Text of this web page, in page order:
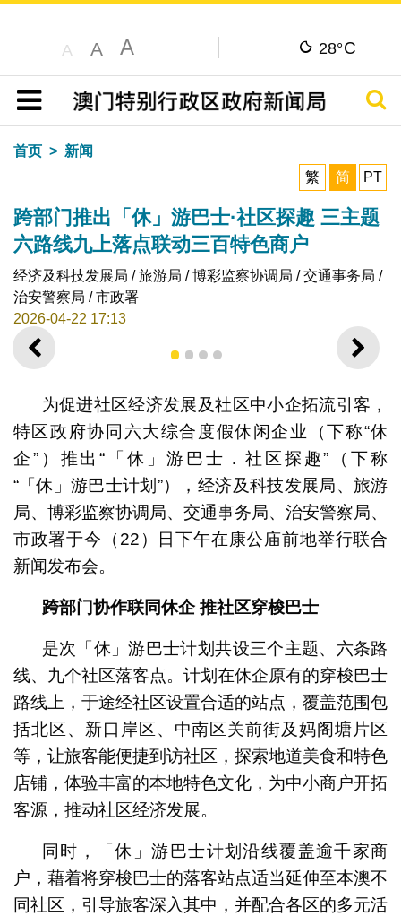
A A A 28°C
目录
搜寻
首页
新闻
繁
简 PT
跨部门推出「休」游巴士·社区探趣 三主题
六路线九上落点联动三百特色商户
经济及科技发展局 / 旅游局 / 博彩监察协调局 / 交通事务局 /
治安警察局 / 市政署
2026-04-22 17:13
上一则 下一
政府跨部门代表举行「休」游巴士联合发布会
1 2 3 4
为促进社区经济发展及社区中小企拓流引客，
特区政府协同六大综合度假休闲企业（下称“休
企”）推出“「休」游巴士．社区探趣”（下称
“「休」游巴士计划”），经济及科技发展局、旅游
局、博彩监察协调局、交通事务局、治安警察局、
市政署于今（22）日下午在康公庙前地举行联合
新闻发布会。
跨部门协作联同休企 推社区穿梭巴士
是次「休」游巴士计划共设三个主题、六条路
线、九个社区落客点。计划在休企原有的穿梭巴士
路线上，于途经社区设置合适的站点，覆盖范围包
括北区、新口岸区、中南区关前街及妈阁塘片区
等，让旅客能便捷到访社区，探索地道美食和特色
店铺，体验丰富的本地特色文化，为中小商户开拓
客源，推动社区经济发展。
同时，「休」游巴士计划沿线覆盖逾千家商
户，藉着将穿梭巴士的落客站点适当延伸至本澳不
同社区，引导旅客深入其中，并配合各区的多元活